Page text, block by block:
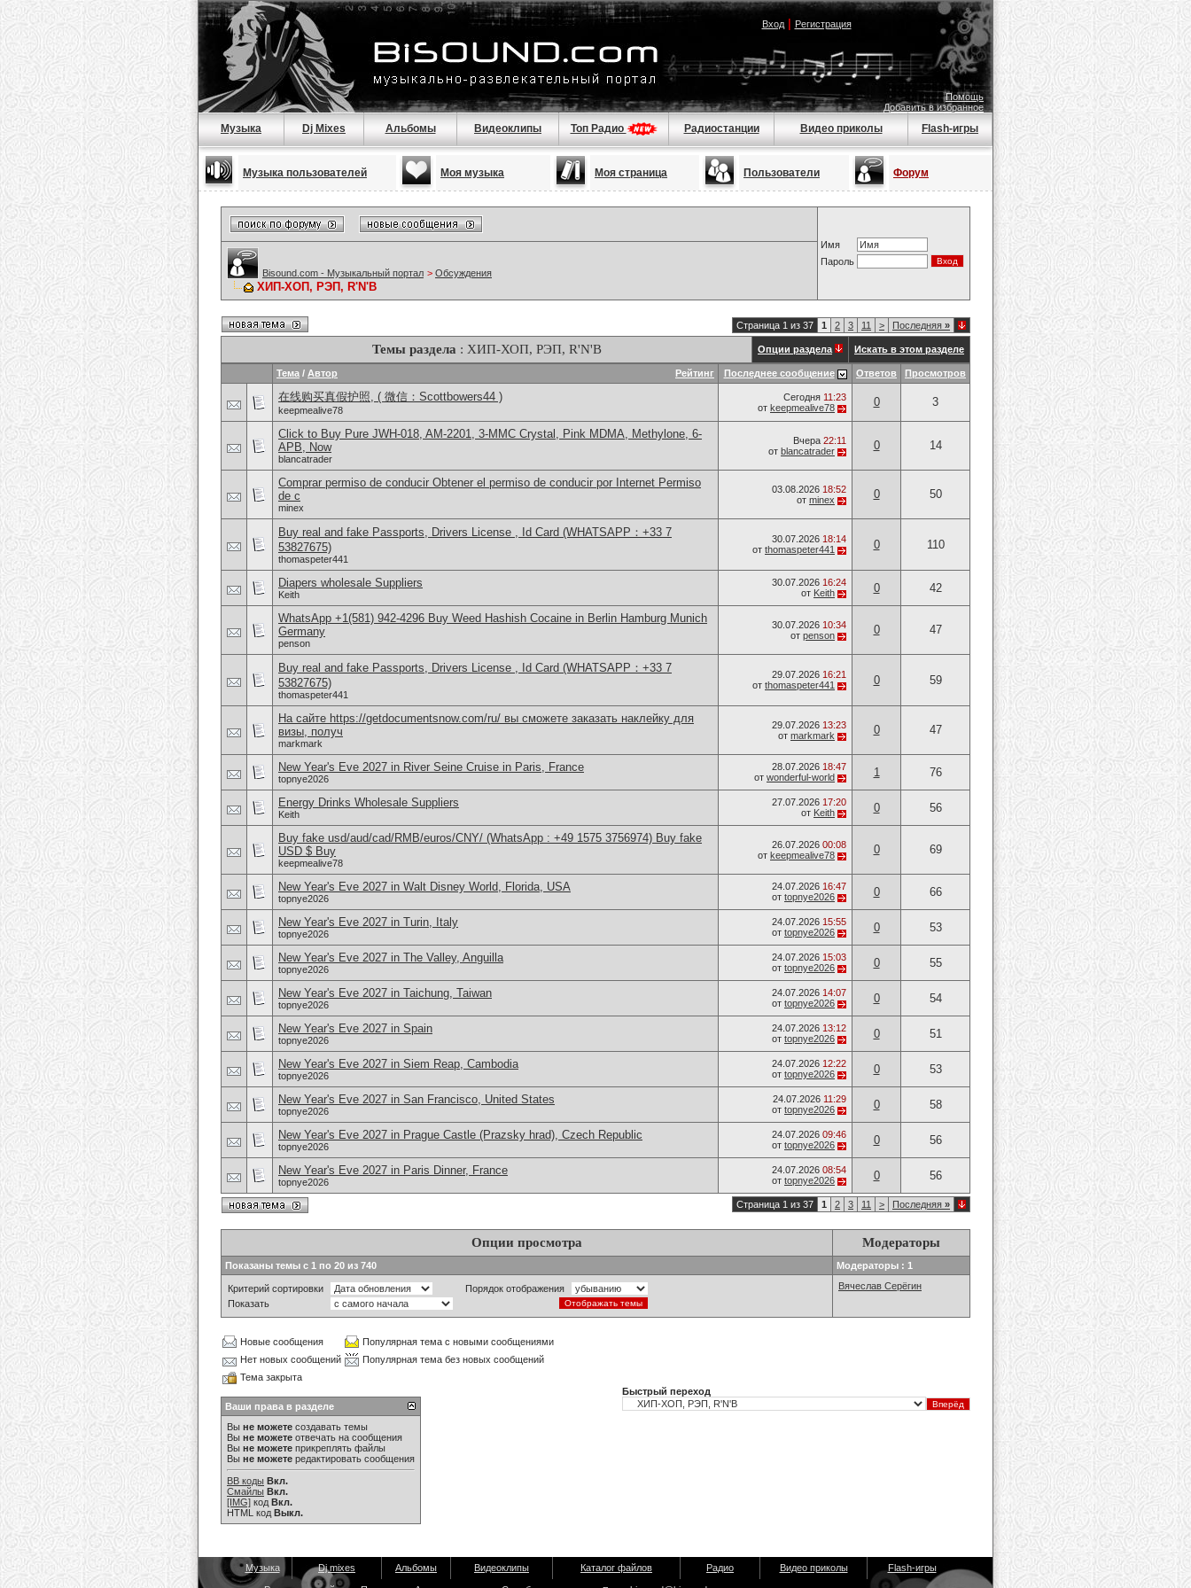
Вход| Регистрация
Помощь
Добавить в избранное
Музыка Dj Mixes Альбомы Видеоклипы Топ Радио Радиостанции Видео приколы Flash-игры
Музыка пользователей Моя музыка Моя страница Пользователи Форум
Имя
Пароль
Bisound.com - Музыкальный портал > Обсуждения
ХИП-ХОП, РЭП, R'N'B
Страница 1 из 37 1 2 3 11 > Последняя »
Темы раздела : ХИП-ХОП, РЭП, R'N'B Опции раздела Искать в этом разделе
Рейтинг
Тема / Автор Последнее сообщение Ответов Просмотров
在线购买真假护照, ( 微信：Scottbowers44 )
keepmealive78
Сегодня 11:23
от keepmealive78 0 3
Click to Buy Pure JWH-018, AM-2201, 3-MMC Crystal, Pink MDMA, Methylone, 6-
APB, Now
blancatrader
Вчера 22:11
от blancatrader 0 14
Comprar permiso de conducir Obtener el permiso de conducir por Internet Permiso
de c
minex
03.08.2026 18:52
от minex 0 50
Buy real and fake Passports, Drivers License , Id Card (WHATSAPP：+33 7
53827675)
thomaspeter441
30.07.2026 18:14
от thomaspeter441 0 110
Diapers wholesale Suppliers
Keith
30.07.2026 16:24
от Keith 0 42
WhatsApp +1(581) 942-4296 Buy Weed Hashish Cocaine in Berlin Hamburg Munich
Germany
penson
30.07.2026 10:34
от penson 0 47
Buy real and fake Passports, Drivers License , Id Card (WHATSAPP：+33 7
53827675)
thomaspeter441
29.07.2026 16:21
от thomaspeter441 0 59
На сайте https://getdocumentsnow.com/ru/ вы сможете заказать наклейку для
визы, получ
markmark
29.07.2026 13:23
от markmark 0 47
New Year's Eve 2027 in River Seine Cruise in Paris, France
topnye2026
28.07.2026 18:47
от wonderful-world 1 76
Energy Drinks Wholesale Suppliers
Keith
27.07.2026 17:20
от Keith 0 56
Buy fake usd/aud/cad/RMB/euros/CNY/ (WhatsApp : +49 1575 3756974) Buy fake
USD $ Buy
keepmealive78
26.07.2026 00:08
от keepmealive78 0 69
New Year's Eve 2027 in Walt Disney World, Florida, USA
topnye2026
24.07.2026 16:47
от topnye2026 0 66
New Year's Eve 2027 in Turin, Italy
topnye2026
24.07.2026 15:55
от topnye2026 0 53
New Year's Eve 2027 in The Valley, Anguilla
topnye2026
24.07.2026 15:03
от topnye2026 0 55
New Year's Eve 2027 in Taichung, Taiwan
topnye2026
24.07.2026 14:07
от topnye2026 0 54
New Year's Eve 2027 in Spain
topnye2026
24.07.2026 13:12
от topnye2026 0 51
New Year's Eve 2027 in Siem Reap, Cambodia
topnye2026
24.07.2026 12:22
от topnye2026 0 53
New Year's Eve 2027 in San Francisco, United States
topnye2026
24.07.2026 11:29
от topnye2026 0 58
New Year's Eve 2027 in Prague Castle (Prazsky hrad), Czech Republic
topnye2026
24.07.2026 09:46
от topnye2026 0 56
New Year's Eve 2027 in Paris Dinner, France
topnye2026
24.07.2026 08:54
от topnye2026 0 56
Страница 1 из 37 1 2 3 11 > Последняя »
Опции просмотра Модераторы
Показаны темы с 1 по 20 из 740 Модераторы : 1
Критерий сортировки
Порядок отображения
Показать
Вячеслав Серёгин
Новые сообщения
Популярная тема с новыми сообщениями
Нет новых сообщений
Популярная тема без новых сообщений
Тема закрыта
Ваши права в разделе
Вы не можете создавать темы
Вы не можете отвечать на сообщения
Вы не можете прикреплять файлы
Вы не можете редактировать сообщения
BB коды Вкл.
Смайлы Вкл.
[IMG] код Вкл.
HTML код Выкл.
Быстрый переход
Музыка Dj mixes Альбомы Видеоклипы Каталог файлов Радио Видео приколы Flash-игры